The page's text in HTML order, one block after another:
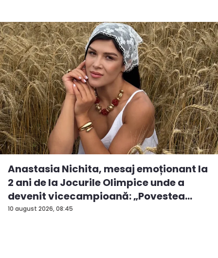
10 august 2026, 08:45
Anastasia Nichita, mesaj emoționant la
2 ani de la Jocurile Olimpice unde a
devenit vicecampioană: „Povestea
mea...